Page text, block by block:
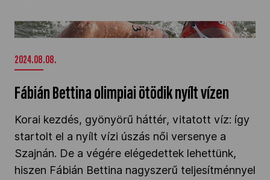
Fábián Bettina olimpiai ötödik nyílt vízen" />
2024.08.08.
Fábián Bettina olimpiai ötödik nyílt vízen
Korai kezdés, gyönyörű háttér, vitatott víz: így
startolt el a nyílt vízi úszás női versenye a
Szajnán. De a végére elégedettek lehettünk,
hiszen Fábián Bettina nagyszerű teljesítménnyel